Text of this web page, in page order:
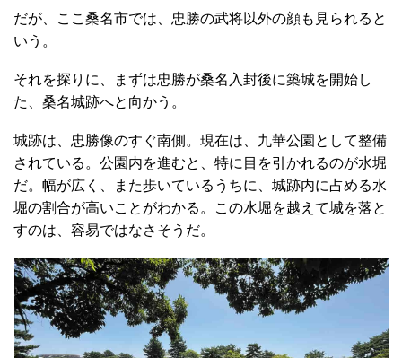
だが、ここ桑名市では、忠勝の武将以外の顔も見られると
いう。
それを探りに、まずは忠勝が桑名入封後に築城を開始し
た、桑名城跡へと向かう。
城跡は、忠勝像のすぐ南側。現在は、九華公園として整備
されている。公園内を進むと、特に目を引かれるのが水堀
だ。幅が広く、また歩いているうちに、城跡内に占める水
堀の割合が高いことがわかる。この水堀を越えて城を落と
すのは、容易ではなさそうだ。